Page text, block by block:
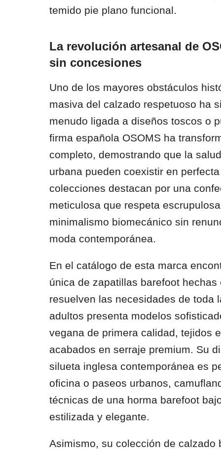
temido pie plano funcional.
La revolución artesanal de
sin concesiones
Uno de los mayores obstáculos
masiva del calzado respetuoso ha
menudo ligada a diseños toscos o
firma española OSOMS ha
completo, demostrando que la
urbana pueden coexistir en
colecciones destacan por una
meticulosa que respeta
minimalismo biomecánico sin
moda contemporánea.
En el catálogo de esta marca
única de zapatillas barefoot hechas
resuelven las necesidades de toda
adultos presenta modelos
vegana de primera calidad, tejidos
acabados en serraje premium. Su
silueta inglesa contemporánea es
oficina o paseos urbanos,
técnicas de una horma barefoot
estilizada y elegante.
Asimismo, su colección de calzado